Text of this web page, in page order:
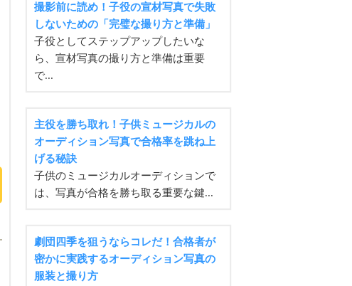
撮影前に読め！子役の宣材写真で失敗
しないための「完璧な撮り方と準備」
子役としてステップアップしたいな
ら、宣材写真の撮り方と準備は重要
で...
主役を勝ち取れ！子供ミュージカルの
オーディション写真で合格率を跳ね上
げる秘訣
子供のミュージカルオーディションで
は、写真が合格を勝ち取る重要な鍵...
劇団四季を狙うならコレだ！合格者が
密かに実践するオーディション写真の
服装と撮り方